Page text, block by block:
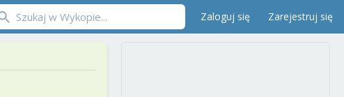
Zaloguj się Zarejestruj się